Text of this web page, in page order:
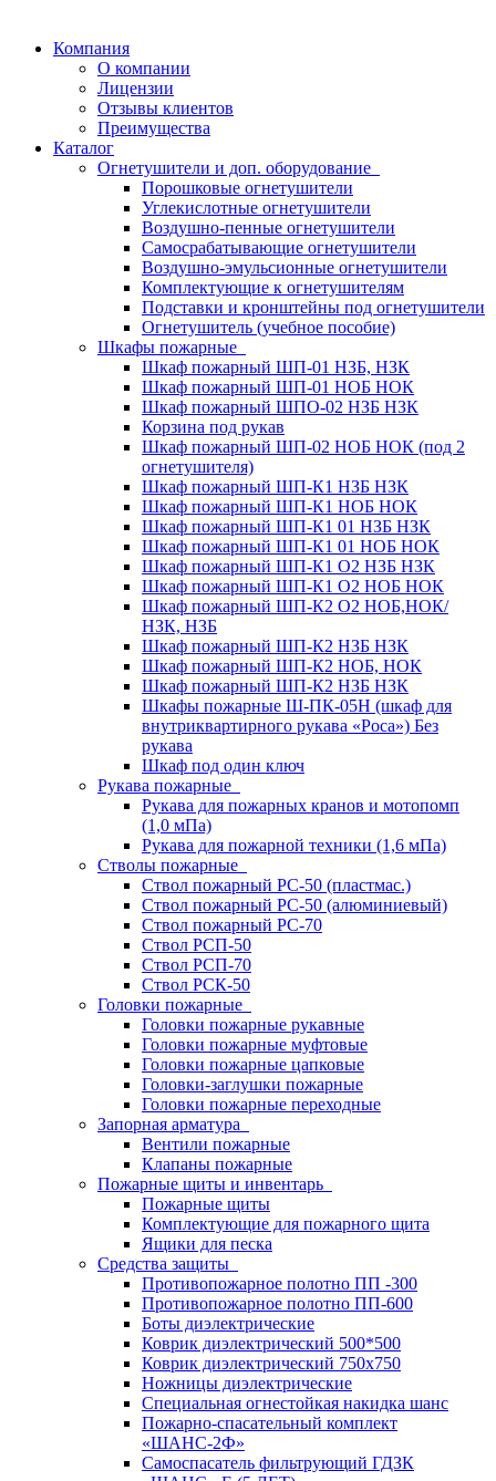
Компания
О компании
Лицензии
Отзывы клиентов
Преимущества
Каталог
Огнетушители и доп. оборудование
Порошковые огнетушители
Углекислотные огнетушители
Воздушно-пенные огнетушители
Самосрабатывающие огнетушители
Воздушно-эмульсионные огнетушители
Комплектующие к огнетушителям
Подставки и кронштейны под огнетушители
Огнетушитель (учебное пособие)
Шкафы пожарные
Шкаф пожарный ШП-01 НЗБ, НЗК
Шкаф пожарный ШП-01 НОБ НОК
Шкаф пожарный ШПО-02 НЗБ НЗК
Корзина под рукав
Шкаф пожарный ШП-02 НОБ НОК (под 2
огнетушителя)
Шкаф пожарный ШП-К1 НЗБ НЗК
Шкаф пожарный ШП-К1 НОБ НОК
Шкаф пожарный ШП-К1 01 НЗБ НЗК
Шкаф пожарный ШП-К1 01 НОБ НОК
Шкаф пожарный ШП-К1 О2 НЗБ НЗК
Шкаф пожарный ШП-К1 О2 НОБ НОК
Шкаф пожарный ШП-К2 О2 НОБ,НОК/
НЗК, НЗБ
Шкаф пожарный ШП-К2 НЗБ НЗК
Шкаф пожарный ШП-К2 НОБ, НОК
Шкаф пожарный ШП-К2 НЗБ НЗК
Шкафы пожарные Ш-ПК-05Н (шкаф для
внутриквартирного рукава «Роса») Без
рукава
Шкаф под один ключ
Рукава пожарные
Рукава для пожарных кранов и мотопомп
(1,0 мПа)
Рукава для пожарной техники (1,6 мПа)
Стволы пожарные
Ствол пожарный РС-50 (пластмас.)
Ствол пожарный РС-50 (алюминиевый)
Ствол пожарный РС-70
Ствол РСП-50
Ствол РСП-70
Ствол РСК-50
Головки пожарные
Головки пожарные рукавные
Головки пожарные муфтовые
Головки пожарные цапковые
Головки-заглушки пожарные
Головки пожарные переходные
Запорная арматура
Вентили пожарные
Клапаны пожарные
Пожарные щиты и инвентарь
Пожарные щиты
Комплектующие для пожарного щита
Ящики для песка
Средства защиты
Противопожарное полотно ПП -300
Противопожарное полотно ПП-600
Боты диэлектрические
Коврик диэлектрический 500*500
Коврик диэлектрический 750х750
Ножницы диэлектрические
Специальная огнестойкая накидка шанс
Пожарно-спасательный комплект
«ШАНС-2Ф»
Самоспасатель фильтрующий ГДЗК